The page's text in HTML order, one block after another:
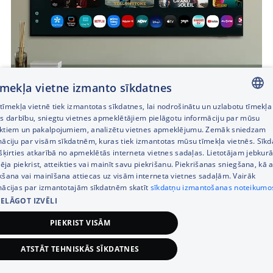
Izbaudi jaunas TV iespējas 7 gadus
bez maksas
LATVIAN
RUSSIAN
ENGLISH
vietne izmanto sīkdatnes
vietnē tiek izmantotas sīkdatnes, lai nodrošinātu un uzlabotu tīmekļa
darbību, sniegtu vietnes apmeklētājiem pielāgotu informāciju par mūsu
un pakalpojumiem, analizētu vietnes apmeklējumu. Zemāk sniedzam
par visām sīkdatnēm, kuras tiek izmantotas mūsu tīmekļa vietnēs.
atkarībā no apmeklētās interneta vietnes sadaļas. Lietotājam
piekrist, atteikties vai mainīt savu piekrišanu. Piekrišanas sniegšana, kā
vai mainīšana attiecas uz visām interneta vietnes sadaļām. Vairāk
par izmantotajām sīkdatnēm skatīt sīkdatņu izmantošanas
IZVĒLI
PIEKRIST VISĀM
ATSTĀT TEHNISKĀS SĪKDATNES